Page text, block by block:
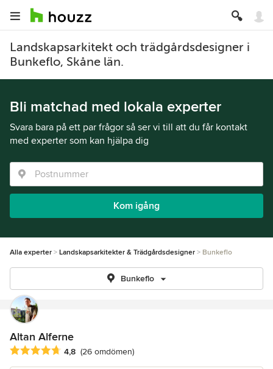
Landskapsarkitekt och trädgårdsdesigner i
Bunkeflo, Skåne län.
Bli matchad med lokala experter
Svara bara på ett par frågor så ser vi till att du får kontakt
med experter som kan hjälpa dig
Kom igång
Alla experter Landskapsarkitekter & Trädgårdsdesigner Bunkeflo
Bunkeflo
Altan Alferne
Genomsnittligt omdöme: 4.8 av 5 stjärnor
4,8 (26 omdömen)